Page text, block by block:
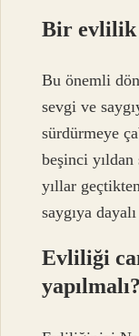
Bir evlilik
Bu önemli
sevgi ve
sürdürmeye
beşinci
yıllar
saygıya
Evliliği
yapılmalı?